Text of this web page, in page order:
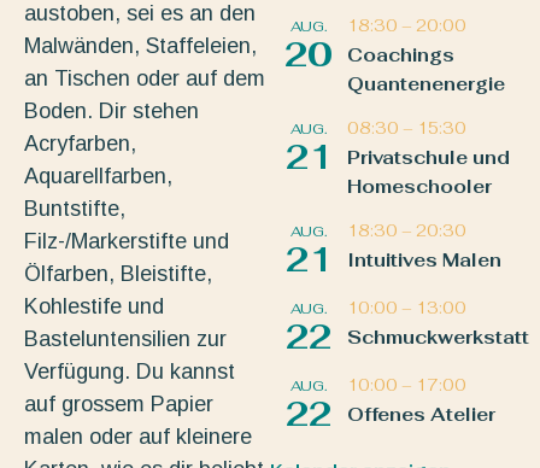
austoben, sei es an den
Malwänden, Staffeleien,
an Tischen oder auf dem
Boden. Dir stehen
Acryfarben,
Aquarellfarben,
Buntstifte,
Filz-/Markerstifte und
Ölfarben, Bleistifte,
Kohlestife und
Basteluntensilien zur
Verfügung. Du kannst
auf grossem Papier
malen oder auf kleinere
AUG.
20
18:30 – 20:00
Coachings
Quantenenergie
AUG.
21
08:30 – 15:30
Privatschule und
Homeschooler
AUG.
21
18:30 – 20:30
Intuitives Malen
AUG.
22
10:00 – 13:00
Schmuckwerkstatt
AUG.
22
10:00 – 17:00
Offenes Atelier